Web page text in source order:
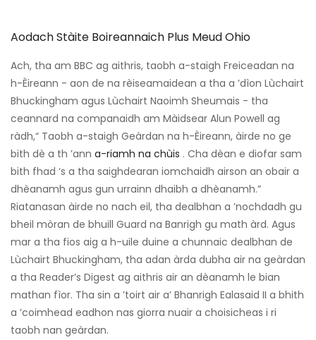
Aodach Stàite Boireannaich Plus Meud Ohio
Ach, tha am BBC ag aithris, taobh a-staigh Freiceadan na
h-Èireann - aon de na rèiseamaidean a tha a ’dìon Lùchairt
Bhuckingham agus Lùchairt Naoimh Sheumais - tha
ceannard na companaidh am Màidsear Alun Powell ag
ràdh,“ Taobh a-staigh Geàrdan na h-Èireann, àirde no ge
bith dè a th ’ann a-riamh na chùis . Cha dèan e diofar sam
bith fhad ‘s a tha saighdearan iomchaidh airson an obair a
dhèanamh agus gun urrainn dhaibh a dhèanamh.”
Riatanasan àirde no nach eil, tha dealbhan a ’nochdadh gu
bheil mòran de bhuill Guard na Banrigh gu math àrd. Agus
mar a tha fios aig a h-uile duine a chunnaic dealbhan de
Lùchairt Bhuckingham, tha adan àrda dubha air na geàrdan
a tha Reader’s Digest ag aithris air an dèanamh le bian
mathan fìor. Tha sin a ’toirt air a’ Bhanrigh Ealasaid II a bhith
a ’coimhead eadhon nas giorra nuair a choisicheas i ri
taobh nan geàrdan.